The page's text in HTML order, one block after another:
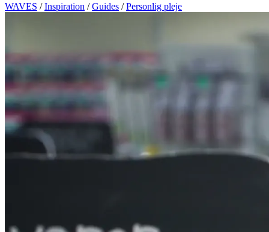
WAVES /Inspiration /Guides /Personlig pleje